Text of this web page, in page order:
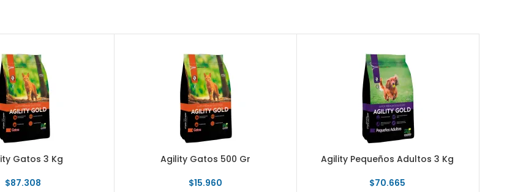
Gatos 3 Kg
$87.308
Agility Gatos 500 Gr
$15.960
Agility Pequeños Adultos 3 Kg
$70.665